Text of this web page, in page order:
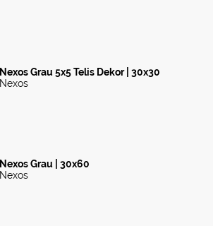
Nexos Grau 5x5 Telis Dekor | 30x30
Nexos
Nexos Grau | 30x60
Nexos